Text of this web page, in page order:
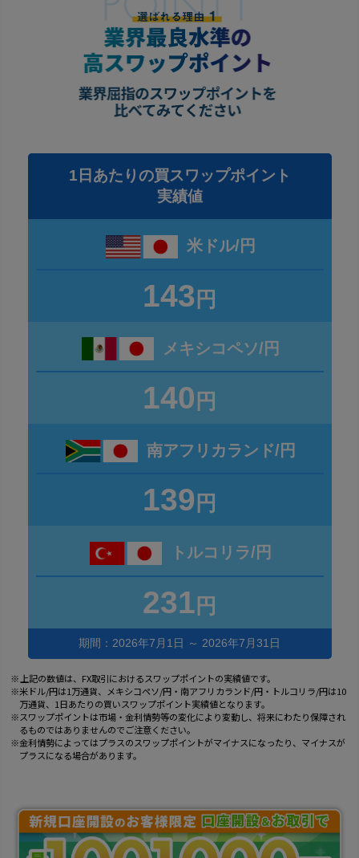
1日あたりの買スワップポイント
実績値
米ドル/円
143 円
メキシコペソ/円
140 円
南アフリカランド/円
139 円
トルコリラ/円
231 円
期間：2026年7月1日 ～ 2026年7月31日
上記の数値は、FX取引におけるスワップポイントの実績値です。
米ドル/円は1万通貨、メキシコペソ/円・南アフリカランド/円・トルコリラ/円は10
万通貨、1日あたりの買いスワップポイント実績値となります。
スワップポイントは市場・金利情勢等の変化により変動し、将来にわたり保障され
るものではありませんのでご注意ください。
金利情勢によってはプラスのスワップポイントがマイナスになったり、マイナスが
プラスになる場合があります。